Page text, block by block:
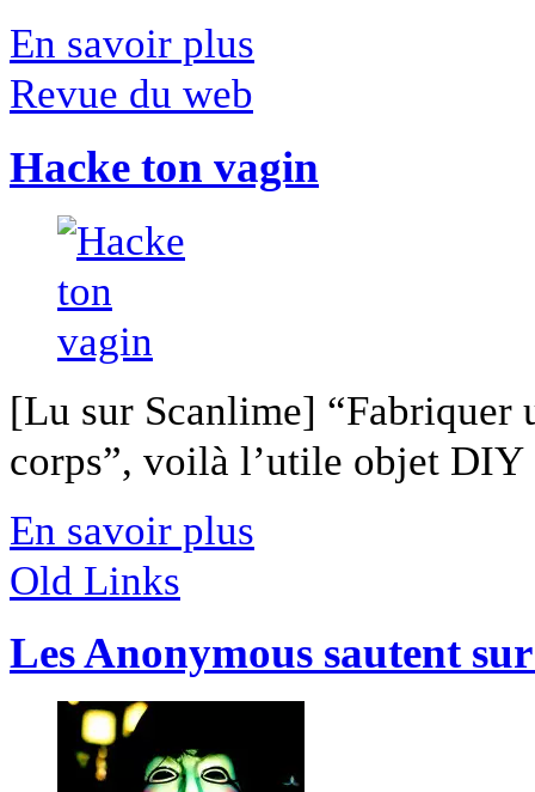
En savoir plus
Revue du web
Hacke ton vagin
[Lu sur Scanlime] “Fabriquer
corps”, voilà l’utile objet
En savoir plus
Old Links
Les Anonymous sautent